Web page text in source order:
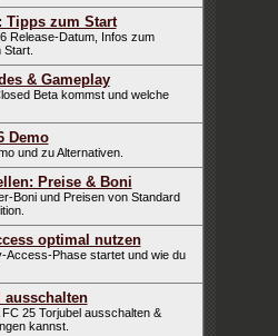
Tipps zum Start
Release-Datum, Infos zum
& Gameplay
Beta kommst und welche
Demo
und zu Alternativen.
Preise & Boni
Boni und Preisen von Standard
optimal nutzen
Access-Phase startet und wie du
ausschalten
25 Torjubel ausschalten &
kannst.